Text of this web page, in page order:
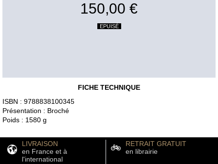
150,00 €
EPUISÉ
FICHE TECHNIQUE
ISBN : 9788838100345
Présentation : Broché
Poids : 1580 g
LIVRAISON
en France et à
l'international
RETRAIT GRATUIT
en librairie